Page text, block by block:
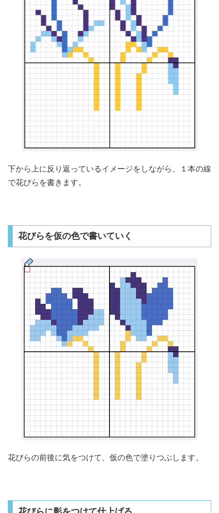
下から上に反り返っているイメージをしながら、１本の線
で花びらを書きます。
花びらを仮の色で書いていく
花びらの前後に気をつけて、仮の色で塗りつぶします。